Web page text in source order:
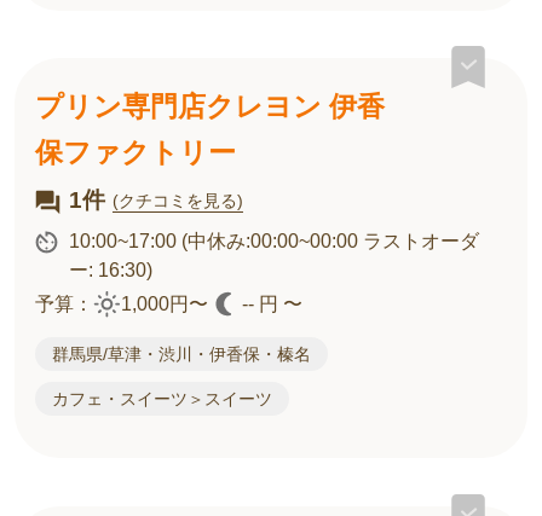
プリン専門店クレヨン 伊香
保ファクトリー
1件 (クチコミを見る)
10:00~17:00 (中休み:00:00~00:00 ラストオーダ
ー: 16:30)
予算：
1,000円〜 -- 円 〜
群馬県/草津・渋川・伊香保・榛名
カフェ・スイーツ＞スイーツ